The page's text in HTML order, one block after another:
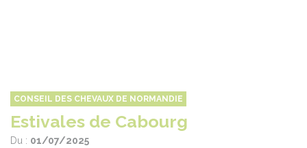
CONSEIL DES CHEVAUX DE NORMANDIE
Estivales de Cabourg
Du : 01/07/2025